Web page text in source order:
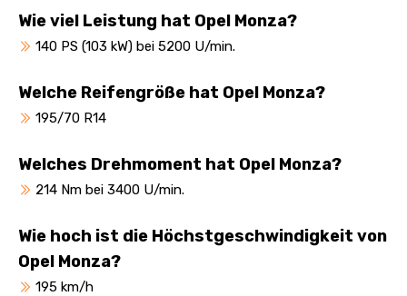
Wie viel Leistung hat Opel Monza?
140 PS (103 kW) bei 5200 U/min.
Welche Reifengröße hat Opel Monza?
195/70 R14
Welches Drehmoment hat Opel Monza?
214 Nm bei 3400 U/min.
Wie hoch ist die Höchstgeschwindigkeit von
Opel Monza?
195 km/h